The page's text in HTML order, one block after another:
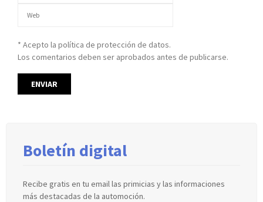
* Acepto la política de protección de datos.
Los comentarios deben ser aprobados antes de publicarse.
Boletín digital
Recibe gratis en tu email las primicias y las informaciones
más destacadas de la automoción.